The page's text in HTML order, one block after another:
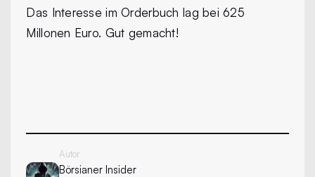
Das Interesse im Orderbuch lag bei 625
Millonen Euro. Gut gemacht!
Autor
Börsianer Insider